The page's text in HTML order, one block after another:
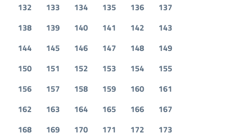
132
133 134 135 136
137
138
139 140 141 142
143
144
145 146 147 148
149
150
151 152 153 154
155
156
157 158 159 160
161
162
163 164 165 166
167
168
169 170 171 172
173